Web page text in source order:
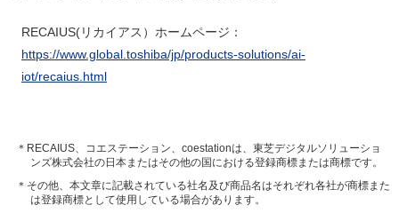
RECAIUS(リカイアス）ホームページ：
https://www.global.toshiba/jp/products-solutions/ai-
iot/recaius.html
＊RECAIUS、コエステーション、coestationは、東芝デジタルソリューショ
ンズ株式会社の日本またはその他の国における登録商標または商標です。
＊その他、本文章に記載されている社名及び商品名はそれぞれ各社が商標また
は登録商標として使用している場合があります。